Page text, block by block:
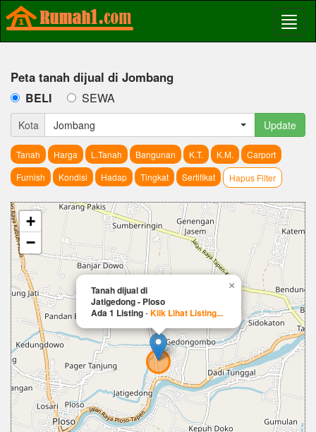
Peta tanah dijual di Jombang
BELI SEWA
Kota Jombang Update
Tanah Harga L.Tanah Bangunan K.T. K.M.
Carport
Furnish
Kondisi Hadap Tingkat Sertifikat Hapus Filter
Tanah dijual di
Jatigedong - Ploso
Ada 1 Listing-Klik Lihat Listing...
×
+
−